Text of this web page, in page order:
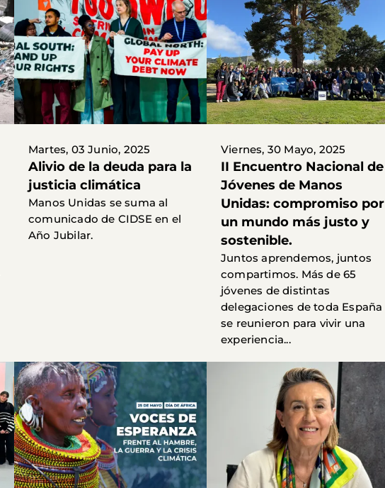
Martes, 03 Junio, 2025
Alivio de la deuda para la
justicia climática
Manos Unidas se suma al
comunicado de CIDSE en el
Año Jubilar.
Viernes, 30 Mayo, 2025
II Encuentro Nacional de
Jóvenes de Manos
Unidas: compromiso por
un mundo más justo y
sostenible.
Juntos aprendemos, juntos
compartimos. Más de 65
jóvenes de distintas
delegaciones de toda España
se reunieron para vivir una
experiencia...